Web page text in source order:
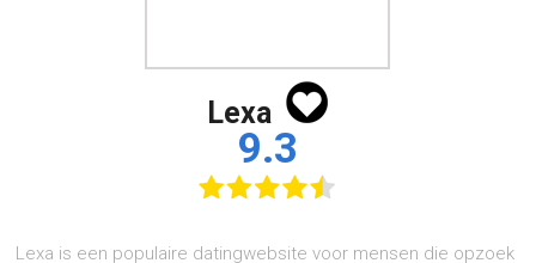
Lexa
9.3
Lexa is een populaire datingwebsite voor mensen die opzoek